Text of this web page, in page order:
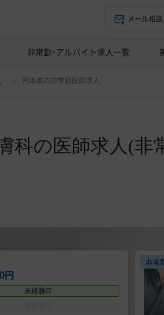
メール相談
ドクターコネクトの強み
非常勤・アルバイト求人一覧
皮膚科の医師転職体験談 美容クリ
熊本県の非常勤医師求人
科の医師求人(非
ト)一覧 変更
円
未経験可
非常